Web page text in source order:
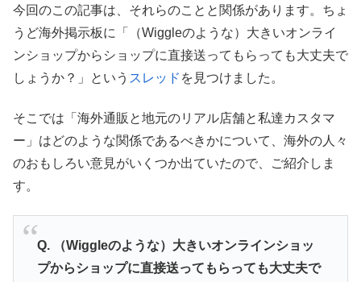
今回のこの記事は、それらのことと関係があります。ちょ
うど海外掲示板に「（Wiggleのような）大きいオンライ
ンショップからショップに直接送ってもらっても大丈夫で
しょうか？」という スレッド を見つけました。
そこでは「海外通販と地元のリアル店舗と私達カスタマ
ー」はどのような関係であるべきかについて、海外の人々
のおもしろい意見がいくつか出ていたので、ご紹介しま
す。
Q. （Wiggleのような）大きいオンラインショッ
プからショップに直接送ってもらっても大丈夫で